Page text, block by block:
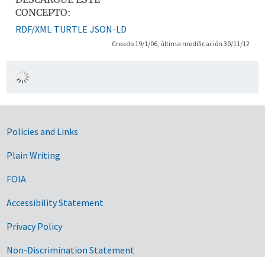
CONCEPTO:
RDF/XML TURTLE JSON-LD
Creado 19/1/06, última modificación 30/11/12
Government Links
Policies and Links
Plain Writing
FOIA
Accessibility Statement
Privacy Policy
Non-Discrimination Statement